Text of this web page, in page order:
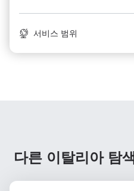
서비스 범위
다른 이탈리아 탐색